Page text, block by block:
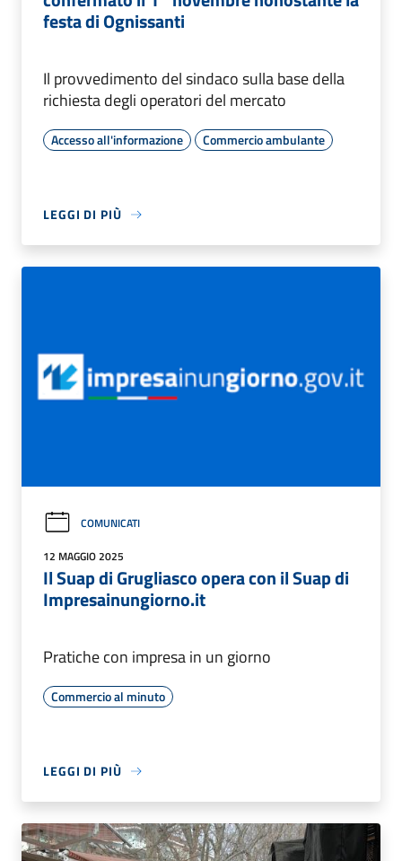
festa di Ognissanti
Il provvedimento del sindaco sulla base della
richiesta degli operatori del mercato
Accesso all'informazione Commercio ambulante
LEGGI DI PIÙ
COMUNICATI
12 MAGGIO 2025
Il Suap di Grugliasco opera con il Suap di
Impresainungiorno.it
Pratiche con impresa in un giorno
Commercio al minuto
LEGGI DI PIÙ